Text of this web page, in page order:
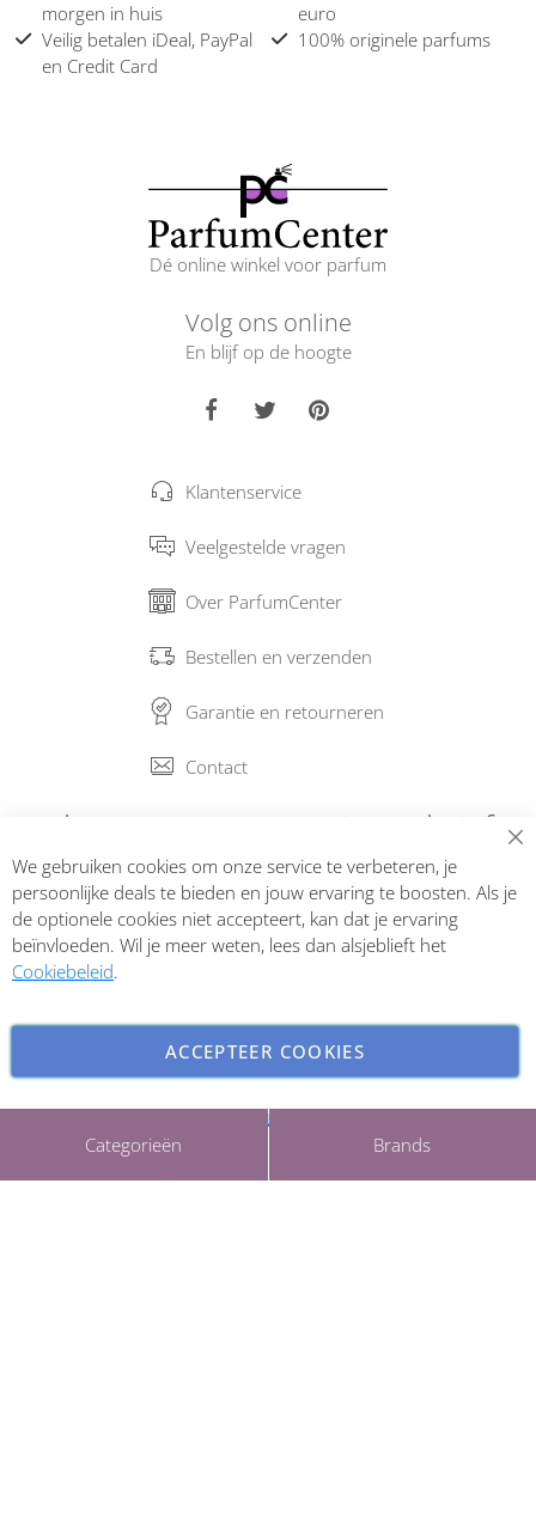
Categorieën Brands
morgen in huis
euro
Veilig betalen iDeal, PayPal
en Credit Card
100% originele parfums
Dé online winkel voor parfum
Volg ons online
En blijf op de hoogte
Klantenservice
Veelgestelde vragen
Over ParfumCenter
Bestellen en verzenden
Garantie en retourneren
Contact
Abonneer op onze nieuwsbrief
Inschrijven
Copyright © 2026 ParfumCenter.nl. All rights reserved.
We gebruiken cookies om onze service te verbeteren, je
persoonlijke deals te bieden en jouw ervaring te boosten. Als je
de optionele cookies niet accepteert, kan dat je ervaring
beïnvloeden. Wil je meer weten, lees dan alsjeblieft het
Cookiebeleid.
ACCEPTEER COOKIES
INSTELLINGEN AANPASSEN